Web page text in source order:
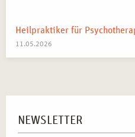
11.05.2026
NEWSLETTER